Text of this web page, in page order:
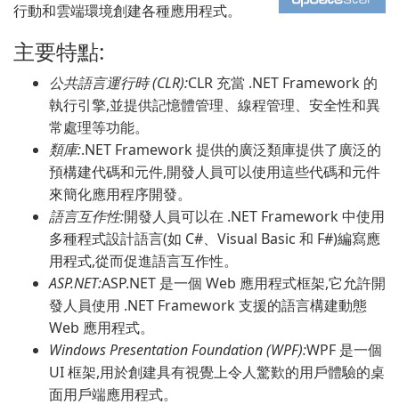
行動和雲端環境創建各種應用程式。
主要特點:
公共語言運行時 (CLR):CLR 充當 .NET Framework 的
執行引擎,並提供記憶體管理、線程管理、安全性和異
常處理等功能。
類庫:.NET Framework 提供的廣泛類庫提供了廣泛的
預構建代碼和元件,開發人員可以使用這些代碼和元件
來簡化應用程序開發。
語言互作性:開發人員可以在 .NET Framework 中使用
多種程式設計語言(如 C#、Visual Basic 和 F#)編寫應
用程式,從而促進語言互作性。
ASP.NET:ASP.NET 是一個 Web 應用程式框架,它允許開
發人員使用 .NET Framework 支援的語言構建動態
Web 應用程式。
Windows Presentation Foundation (WPF):WPF 是一個
UI 框架,用於創建具有視覺上令人驚歎的用戶體驗的桌
面用戶端應用程式。